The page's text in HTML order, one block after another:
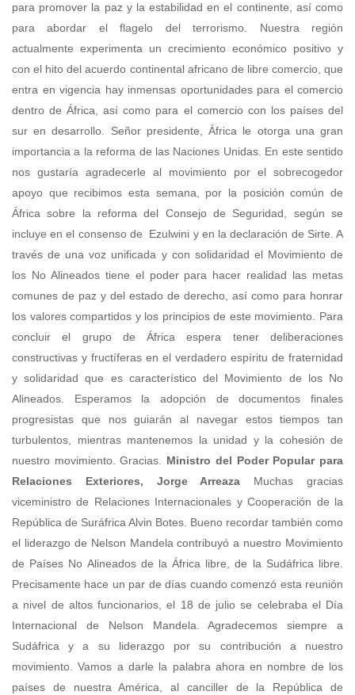
para promover la paz y la estabilidad en el continente, así como
para abordar el flagelo del terrorismo. Nuestra región
actualmente experimenta un crecimiento económico positivo y
con el hito del acuerdo continental africano de libre comercio, que
entra en vigencia hay inmensas oportunidades para el comercio
dentro de África, así como para el comercio con los países del
sur en desarrollo. Señor presidente, África le otorga una gran
importancia a la reforma de las Naciones Unidas. En este sentido
nos gustaría agradecerle al movimiento por el sobrecogedor
apoyo que recibimos esta semana, por la posición común de
África sobre la reforma del Consejo de Seguridad, según se
incluye en el consenso de Ezulwini y en la declaración de Sirte. A
través de una voz unificada y con solidaridad el Movimiento de
los No Alineados tiene el poder para hacer realidad las metas
comunes de paz y del estado de derecho, así como para honrar
los valores compartidos y los principios de este movimiento. Para
concluir el grupo de África espera tener deliberaciones
constructivas y fructíferas en el verdadero espíritu de fraternidad
y solidaridad que es característico del Movimiento de los No
Alineados. Esperamos la adopción de documentos finales
progresistas que nos guiarán al navegar estos tiempos tan
turbulentos, mientras mantenemos la unidad y la cohesión de
nuestro movimiento. Gracias. Ministro del Poder Popular para
Relaciones Exteriores, Jorge Arreaza Muchas gracias
viceministro de Relaciones Internacionales y Cooperación de la
República de Suráfrica Alvin Botes. Bueno recordar también como
el liderazgo de Nelson Mandela contribuyó a nuestro Movimiento
de Países No Alineados de la África libre, de la Sudáfrica libre.
Precisamente hace un par de días cuando comenzó esta reunión
a nivel de altos funcionarios, el 18 de julio se celebraba el Día
Internacional de Nelson Mandela. Agradecemos siempre a
Sudáfrica y a su liderazgo por su contribución a nuestro
movimiento. Vamos a darle la palabra ahora en nombre de los
países de nuestra América, al canciller de la República de